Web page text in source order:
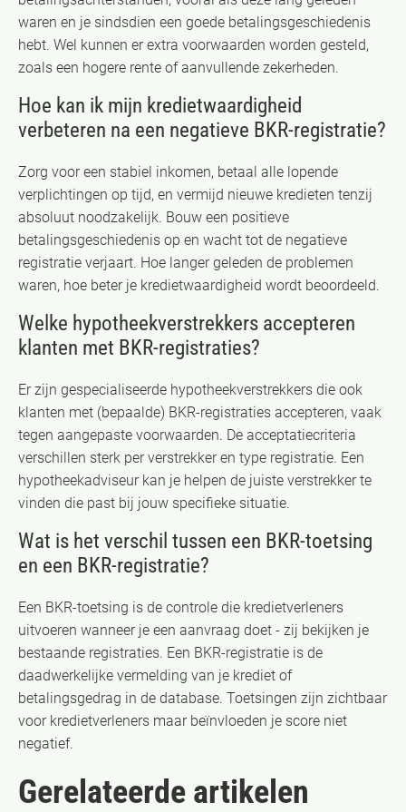
waren en je sindsdien een goede betalingsgeschiedenis
hebt. Wel kunnen er extra voorwaarden worden gesteld,
zoals een hogere rente of aanvullende zekerheden.
Hoe kan ik mijn kredietwaardigheid
verbeteren na een negatieve BKR-registratie?
Zorg voor een stabiel inkomen, betaal alle lopende
verplichtingen op tijd, en vermijd nieuwe kredieten tenzij
absoluut noodzakelijk. Bouw een positieve
betalingsgeschiedenis op en wacht tot de negatieve
registratie verjaart. Hoe langer geleden de problemen
waren, hoe beter je kredietwaardigheid wordt beoordeeld.
Welke hypotheekverstrekkers accepteren
klanten met BKR-registraties?
Er zijn gespecialiseerde hypotheekverstrekkers die ook
klanten met (bepaalde) BKR-registraties accepteren, vaak
tegen aangepaste voorwaarden. De acceptatiecriteria
verschillen sterk per verstrekker en type registratie. Een
hypotheekadviseur kan je helpen de juiste verstrekker te
vinden die past bij jouw specifieke situatie.
Wat is het verschil tussen een BKR-toetsing
en een BKR-registratie?
Een BKR-toetsing is de controle die kredietverleners
uitvoeren wanneer je een aanvraag doet - zij bekijken je
bestaande registraties. Een BKR-registratie is de
daadwerkelijke vermelding van je krediet of
betalingsgedrag in de database. Toetsingen zijn zichtbaar
voor kredietverleners maar beïnvloeden je score niet
negatief.
Gerelateerde artikelen